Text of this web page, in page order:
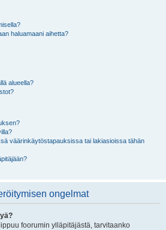
haluamaani aihetta?
alueella?
väärinkäytöstapauksissa tai lakiasioissa tähän
ongelmat
foorumin ylläpitäjästä, tarvitaanko